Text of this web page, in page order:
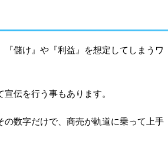
儲け』や『利益』を想定してしまうワ
伝を行う事もあります。
数字だけで、商売が軌道に乗って上手